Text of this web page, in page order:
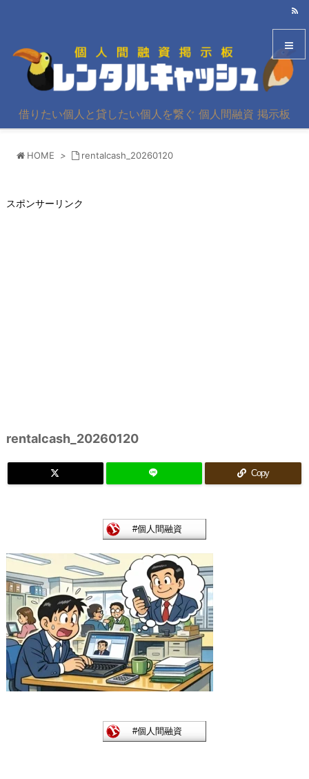
借りたい個人と貸したい個人を繋ぐ 個人間融資 掲示板
HOME > rentalcash_20260120
スポンサーリンク
rentalcash_20260120
Copy